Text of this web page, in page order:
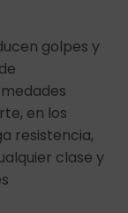
golpes y
en los
resistencia,
clase y